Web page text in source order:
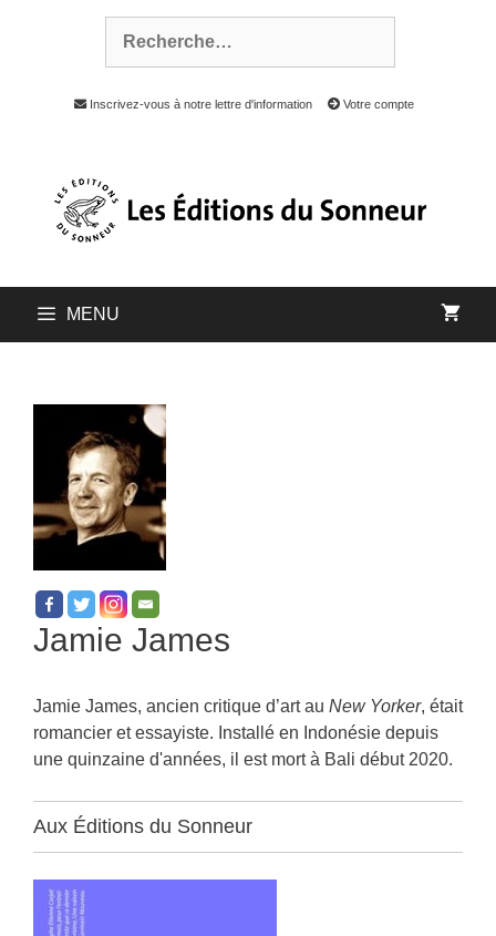
Inscrivez-vous à notre lettre d'information Votre compte
MENU
Jamie James
Jamie James, ancien critique d’art au New Yorker, était
romancier et essayiste. Installé en Indonésie depuis
une quinzaine d'années, il est mort à Bali début 2020.
Aux Éditions du Sonneur